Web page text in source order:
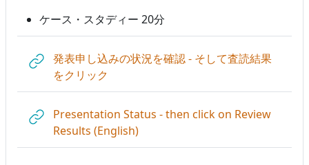
ケース・スタディー 20分
発表申し込みの状況を確認 - そして査読結果
をクリック
Presentation Status - then click on Review
Results (English)URL